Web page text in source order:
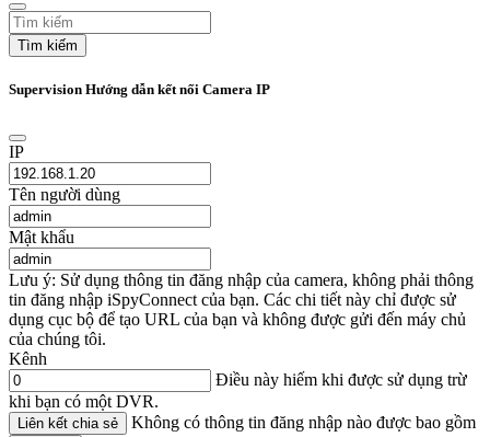
Tìm kiếm
Supervision Hướng dẫn kết nối Camera IP
IP
Tên người dùng
Mật khẩu
Lưu ý: Sử dụng thông tin đăng nhập của camera, không phải thông
tin đăng nhập iSpyConnect của bạn. Các chi tiết này chỉ được sử
dụng cục bộ để tạo URL của bạn và không được gửi đến máy chủ
của chúng tôi.
Kênh
Điều này hiếm khi được sử dụng trừ
khi bạn có một DVR.
Liên kết chia sẻ Không có thông tin đăng nhập nào được bao gồm